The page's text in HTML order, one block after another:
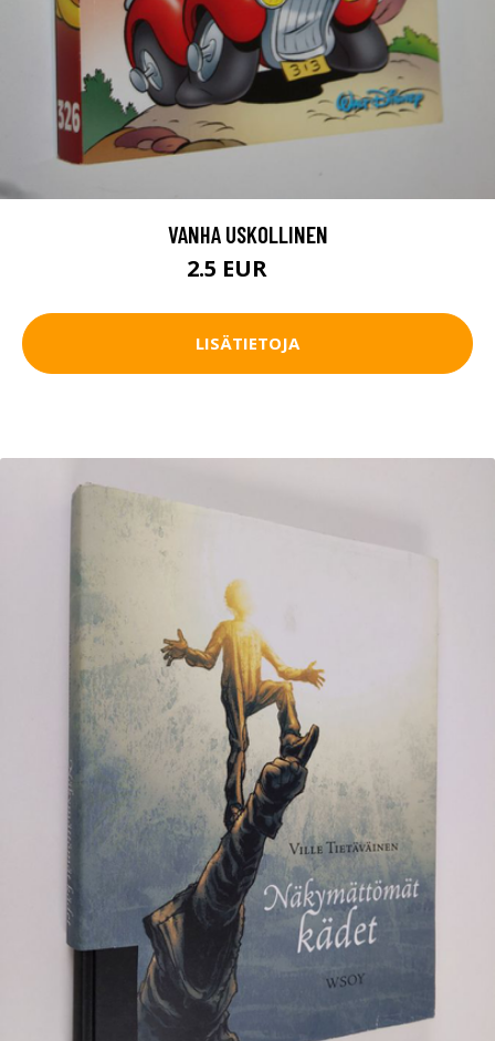
VANHA USKOLLINEN
2.5 EUR
LISÄTIETOJA